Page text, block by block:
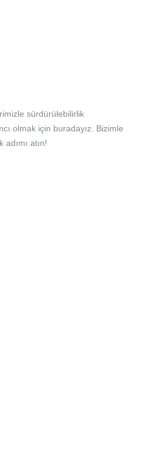
sürdürülebilirlik
olmak için buradayız. Bizimle
atın!